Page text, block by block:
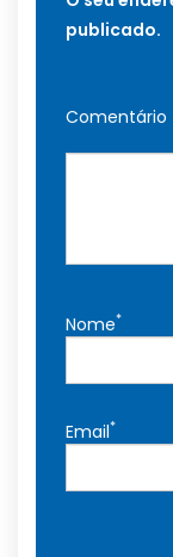
publicado.
Comentário
Nome*
Email*